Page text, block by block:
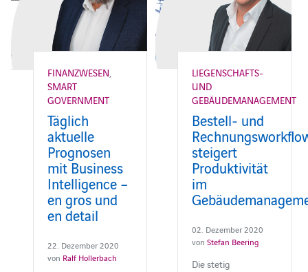
FINANZWESEN,
SMART
GOVERNMENT
Täglich
aktuelle
Prognosen
mit Business
Intelligence –
en gros und
en detail
22. Dezember 2020
von Ralf Hollerbach
LIEGENSCHAFTS-
UND
GEBÄUDEMANAGEMENT
Bestell- und
steigert
Produktivität
im
02. Dezember 2020
vonStefan Beering
Die stetig